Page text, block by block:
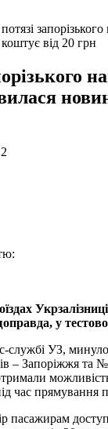
від 20 грн
у
службі УЗ,
– Запоріжжя та
час прямування
пасажирам